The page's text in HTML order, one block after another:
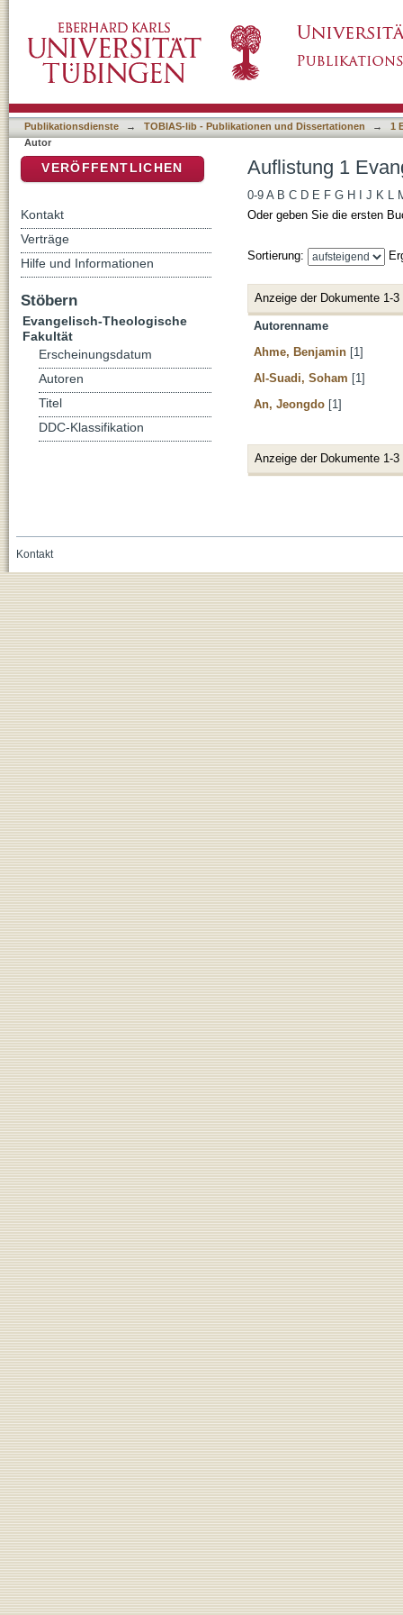
Publikationsdienste → TOBIAS-lib - Publikationen und Dissertationen →
1
Autor
Auflistung 1
0-9 A B C D E F G H J K L
Oder geben Sie die ersten
Sortierung:
Anzeige der Dokumente 1-3
Autorenname
Ahme, Benjamin [1]
Al-Suadi, Soham [1]
An, Jeongdo [1]
Anzeige der Dokumente 1-3
VERÖFFENTLICHEN
Kontakt
Verträge
Hilfe und Informationen
Stöbern
Evangelisch-Theologische
Fakultät
Erscheinungsdatum
Autoren
Titel
DDC-Klassifikation
Kontakt